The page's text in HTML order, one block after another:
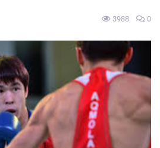
3988 0